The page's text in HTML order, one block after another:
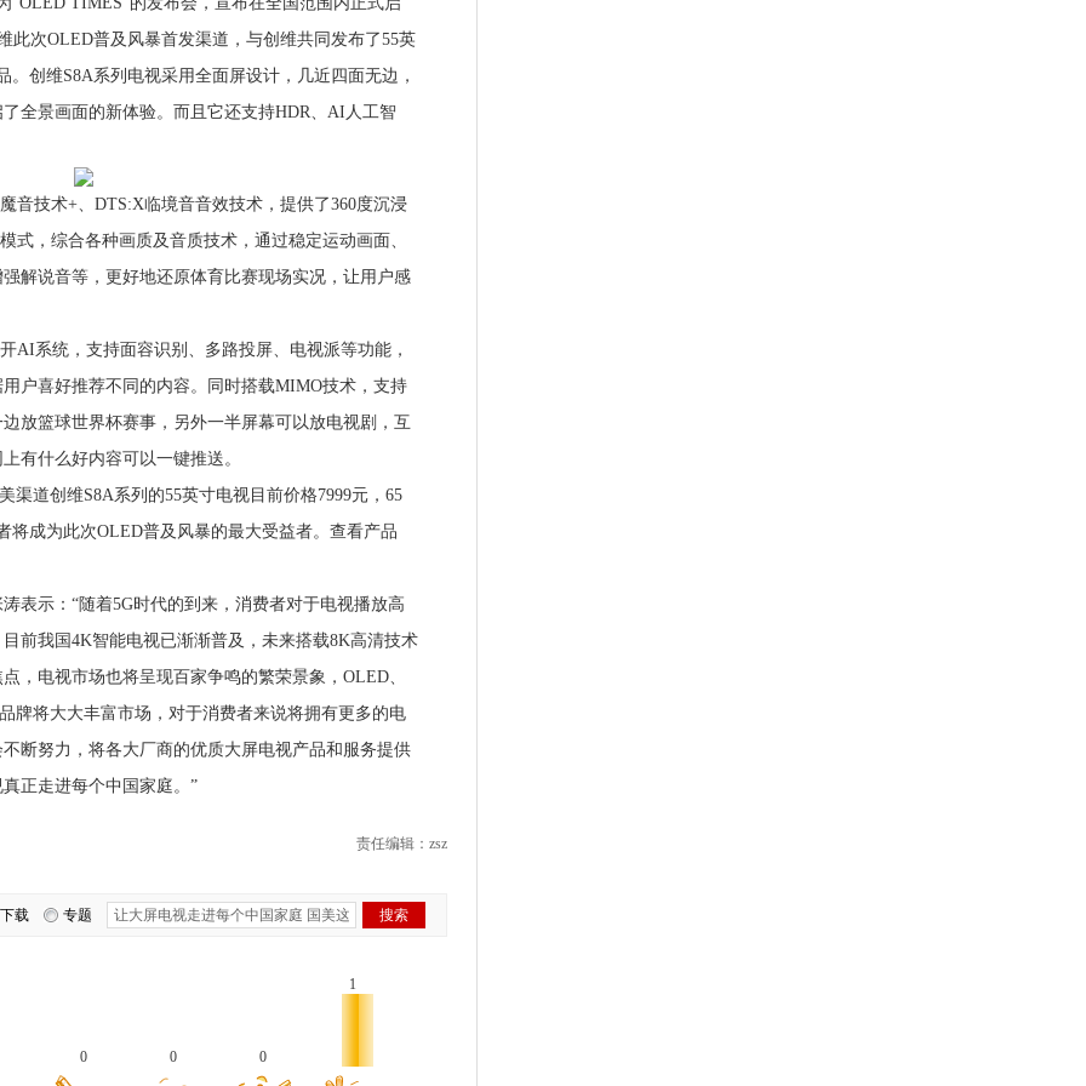
此次OLED普及风暴首发渠道，与创维共同发布了55英
。创维S8A系列电视采用全面屏设计，几近四面无边，
全景画面的新体验。而且它还支持HDR、AI人工智
技术+、DTS:X临境音音效技术，提供了360度沉浸
式，综合各种画质及音质技术，通过稳定运动画面、
解说音等，更好地还原体育比赛现场实况，让用户感
系统，支持面容识别、多路投屏、电视派等功能，
户喜好推荐不同的内容。同时搭载MIMO技术，支持
放篮球世界杯赛事，另外一半屏幕可以放电视剧，互
有什么好内容可以一键推送。
创维S8A系列的55英寸电视目前价格7999元，65
将成为此次OLED普及风暴的最大受益者。查看产品
示：“随着5G时代的到来，消费者对于电视播放高
前我国4K智能电视已渐渐普及，未来搭载8K高清技术
，电视市场也将呈现百家争鸣的繁荣景象，OLED、
牌将大大丰富市场，对于消费者来说将拥有更多的电
断努力，将各大厂商的优质大屏电视产品和服务提供
正走进每个中国家庭。”
责任编辑：zsz
下载 专题
0 0 0
1